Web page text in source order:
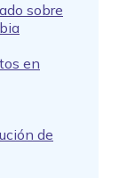
sobre
en
de